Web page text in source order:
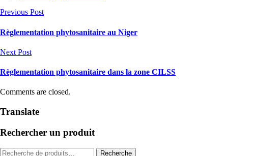
Previous Post
Règlementation phytosanitaire au Niger
Next Post
Règlementation phytosanitaire dans la zone CILSS
Comments are closed.
Translate
Rechercher un produit
Recherche
Recherche